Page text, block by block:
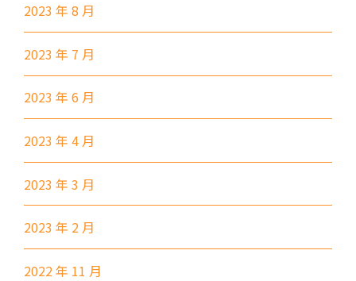
港鐵
巴士
38, 38A, 40, 40X, 43, 43A, 44M,
59A, 60, 61M, 66, 67M, 68A,
265M, 269M, 935, A31, E32
小巴
保姆車1
葵涌村,葵芳村,葵盛邨, 梨木樹,
2023 年 8 月
2023 年 7 月
2023 年 6 月
2023 年 4 月
2023 年 3 月
2023 年 2 月
2022 年 11 月